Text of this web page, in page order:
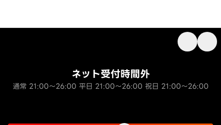
ネット受付時間外
通常 21:00～26:00 平日 21:00～26:00 祝日 21:00～26:00